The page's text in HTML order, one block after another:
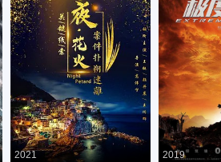
2021 2019